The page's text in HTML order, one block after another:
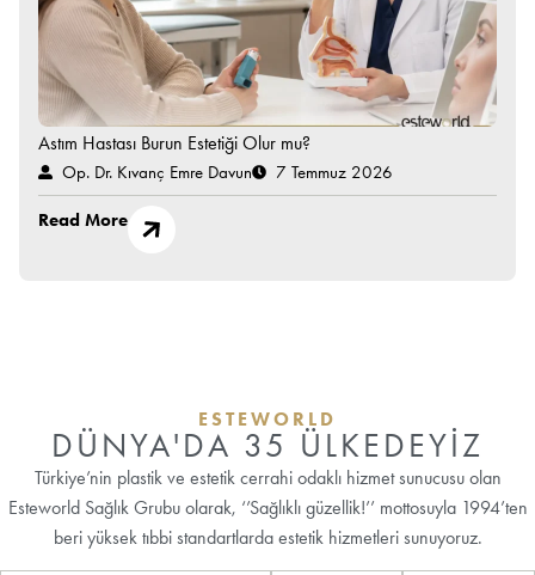
Astım Hastası Burun Estetiği Olur mu?
Op. Dr. Kıvanç Emre Davun 7 Temmuz 2026
Read More
ESTEWORLD
DÜNYA'DA 35 ÜLKEDEYİZ
Türkiye’nin plastik ve estetik cerrahi odaklı hizmet sunucusu olan
Esteworld Sağlık Grubu olarak, ‘’Sağlıklı güzellik!’’ mottosuyla 1994’ten
beri yüksek tıbbi standartlarda estetik hizmetleri sunuyoruz.